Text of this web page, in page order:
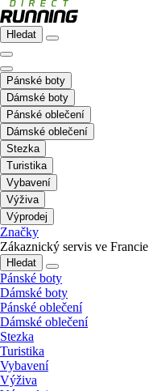
Hledat
Pánské boty
Dámské boty
Pánské oblečení
Dámské oblečení
Stezka
Turistika
Vybavení
Výživa
Výprodej
Značky
Zákaznický servis ve Francie
Hledat
Pánské boty
Dámské boty
Pánské oblečení
Dámské oblečení
Stezka
Turistika
Vybavení
Výživa